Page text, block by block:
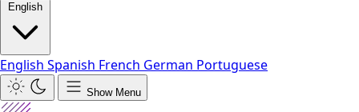
English
English Spanish French German Portuguese
Show Menu